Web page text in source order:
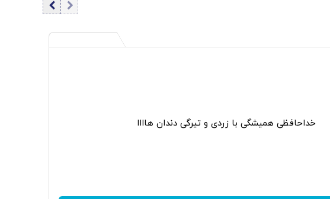
خداحافظی همیشگی با زردی و تیرگی دندان هاااا